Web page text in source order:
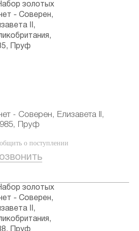
- Соверен, Елизавета II,
Пруф
о поступлении